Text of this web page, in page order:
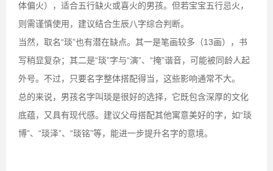
体偏火），适合五行缺火或喜火的男孩。但若宝宝五行忌火，
则需谨慎使用，建议结合生辰八字综合判断。
当然，取名“琰”也有潜在缺点。其一是笔画较多（13画），书
写稍显复杂；其二是“琰”字与“演”、“掩”谐音，可能被同龄人起
外号。不过，只要名字整体搭配得当，这些影响通常不大。
总的来说，男孩名字叫琰是很好的选择，它既包含深厚的文化
底蕴，又具有现代感。建议父母搭配其他寓意美好的字，如“琰
博”、“琰泽”、“琰铭”等，能进一步提升名字的意境。